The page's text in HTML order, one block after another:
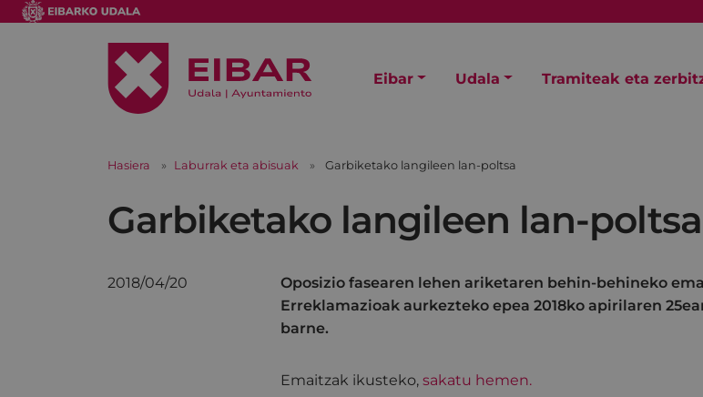
Eibar Udala Tramiteak eta
Hasiera Laburrak eta abisuak Garbiketako langileen lan-poltsa
Garbiketako langileen lan-poltsa
2018/04/20
Oposizio fasearen lehen ariketaren behin-behineko
Erreklamazioak aurkezteko epea 2018ko apirilaren
barne.
Emaitzak ikusteko, sakatu hemen.